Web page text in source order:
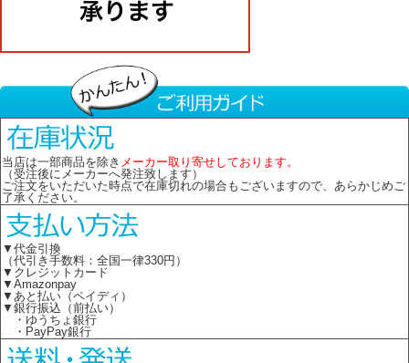
当店は一部商品を除き メーカー取り寄せしております。
（受注後にメーカーへ発注致します）
ご注文をいただいた時点で在庫切れの場合もございますので、あらかじめご
了承ください。
▼代金引換
（代引き手数料：全国一律330円）
▼クレジットカード
▼Amazonpay
▼あと払い（ペイディ）
▼銀行振込（前払い）
・ゆうちょ銀行
・PayPay銀行